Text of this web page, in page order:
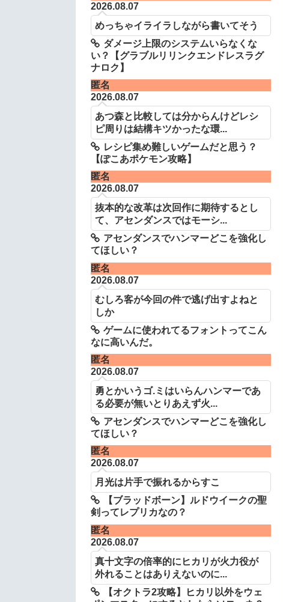
2026.08.07
めっちゃイライラしながら書いてそう
ダメージ上限のシステムいらなくな
い？【グラブルリリンクエンドレスラグ
ナロク】
匿名
2026.08.07
あつ森と比較しては分からんけどレシ
ピ周りは結構キツかったな環...
レシピ集め難しいゲームだと思う？
【ぽこあポケモン攻略】
匿名
2026.08.07
抜本的な改革は次回作に期待するとし
て、アセンダンスではモーシ...
アセンダンスでハンマーどこを強化し
てほしい？
匿名
2026.08.07
むしろ客が今回の件で逃げ出すよねと
しか
ゲームに使われてるフォントってこん
なに高いんだ。
匿名
2026.08.07
勇とかいうゴ.ミはいらんハンマーであ
る必要が無いとりあえず火...
アセンダンスでハンマーどこを強化し
てほしい？
匿名
2026.08.07
月光は片手で振れるからすこ
【ブラッドボーン】ルドウイークの聖
剣ってレプリカなの？
匿名
2026.08.07
真十文字の倍率的にヒカリが火力役が
外れることはありえないのに...
【オクトラ2攻略】ヒカリ以外をウェ